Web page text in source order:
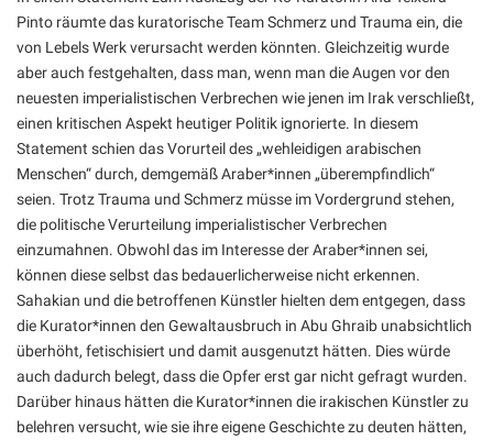
Pinto räumte das kuratorische Team Schmerz und Trauma ein, die
von Lebels Werk verursacht werden könnten. Gleichzeitig wurde
aber auch festgehalten, dass man, wenn man die Augen vor den
neuesten imperialistischen Verbrechen wie jenen im Irak verschließt,
einen kritischen Aspekt heutiger Politik ignorierte. In diesem
Statement schien das Vorurteil des „wehleidigen arabischen
Menschen“ durch, demgemäß Araber*innen „überempfindlich“
seien. Trotz Trauma und Schmerz müsse im Vordergrund stehen,
die politische Verurteilung imperialistischer Verbrechen
einzumahnen. Obwohl das im Interesse der Araber*innen sei,
können diese selbst das bedauerlicherweise nicht erkennen.
Sahakian und die betroffenen Künstler hielten dem entgegen, dass
die Kurator*innen den Gewaltausbruch in Abu Ghraib unabsichtlich
überhöht, fetischisiert und damit ausgenutzt hätten. Dies würde
auch dadurch belegt, dass die Opfer erst gar nicht gefragt wurden.
Darüber hinaus hätten die Kurator*innen die irakischen Künstler zu
belehren versucht, wie sie ihre eigene Geschichte zu deuten hätten,